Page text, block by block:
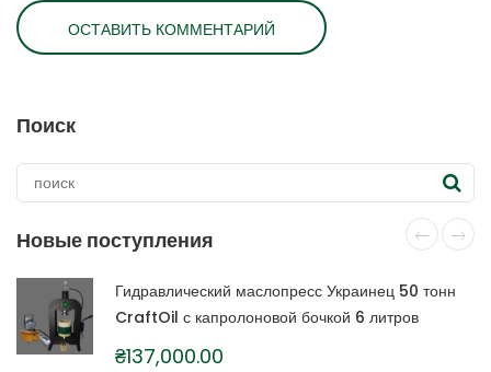
Поиск
Новые поступления
Гидравлический маслопресс Украинец 50 тонн
CraftOil с капролоновой бочкой 6 литров
₴137,000.00